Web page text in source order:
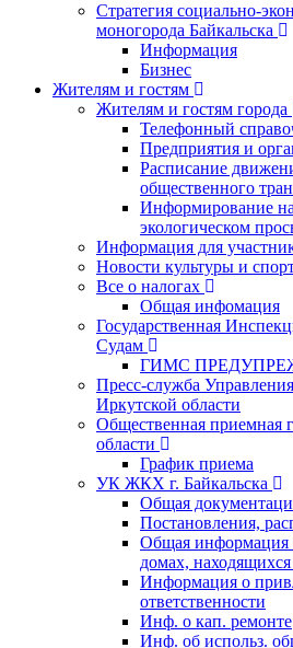
Стратегия социально-
моногорода Байкальска
Информация
Бизнес
Жителям и гостям
Жителям и гостям города
Телефонный
Предприятия и
Расписание
общественного
Информирование
экологическом
Информация для
Новости культуры и
Все о налогах
Общая инфомация
Государственная
Судам
ГИМС
Пресс-служба
Иркутской области
Общественная приемная
области
График приема
УК ЖКХ г. Байкальска
Общая
Постановления,
Общая информация
домах,
Информация о
ответственности
Инф. о кап. ремонте
Инф. об использ.